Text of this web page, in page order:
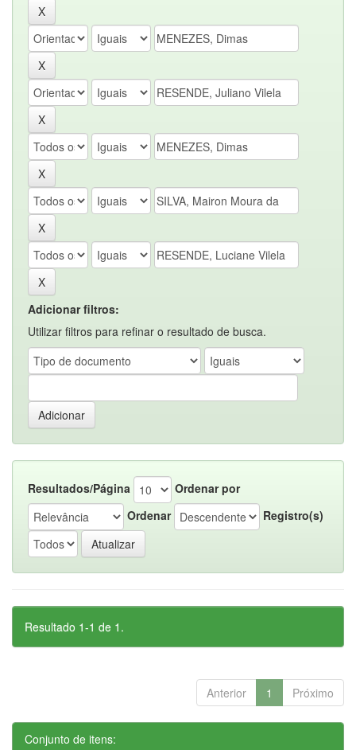
Adicionar filtros:
Utilizar filtros para refinar o resultado de busca.
Resultados/Página
Ordenar por
Ordenar
Registro(s)
Resultado 1-1 de 1.
Anterior 1 Próximo
Conjunto de itens: